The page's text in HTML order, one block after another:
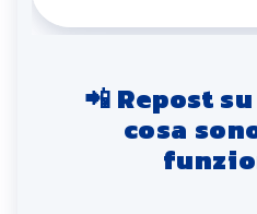
📲 Repost
cosa